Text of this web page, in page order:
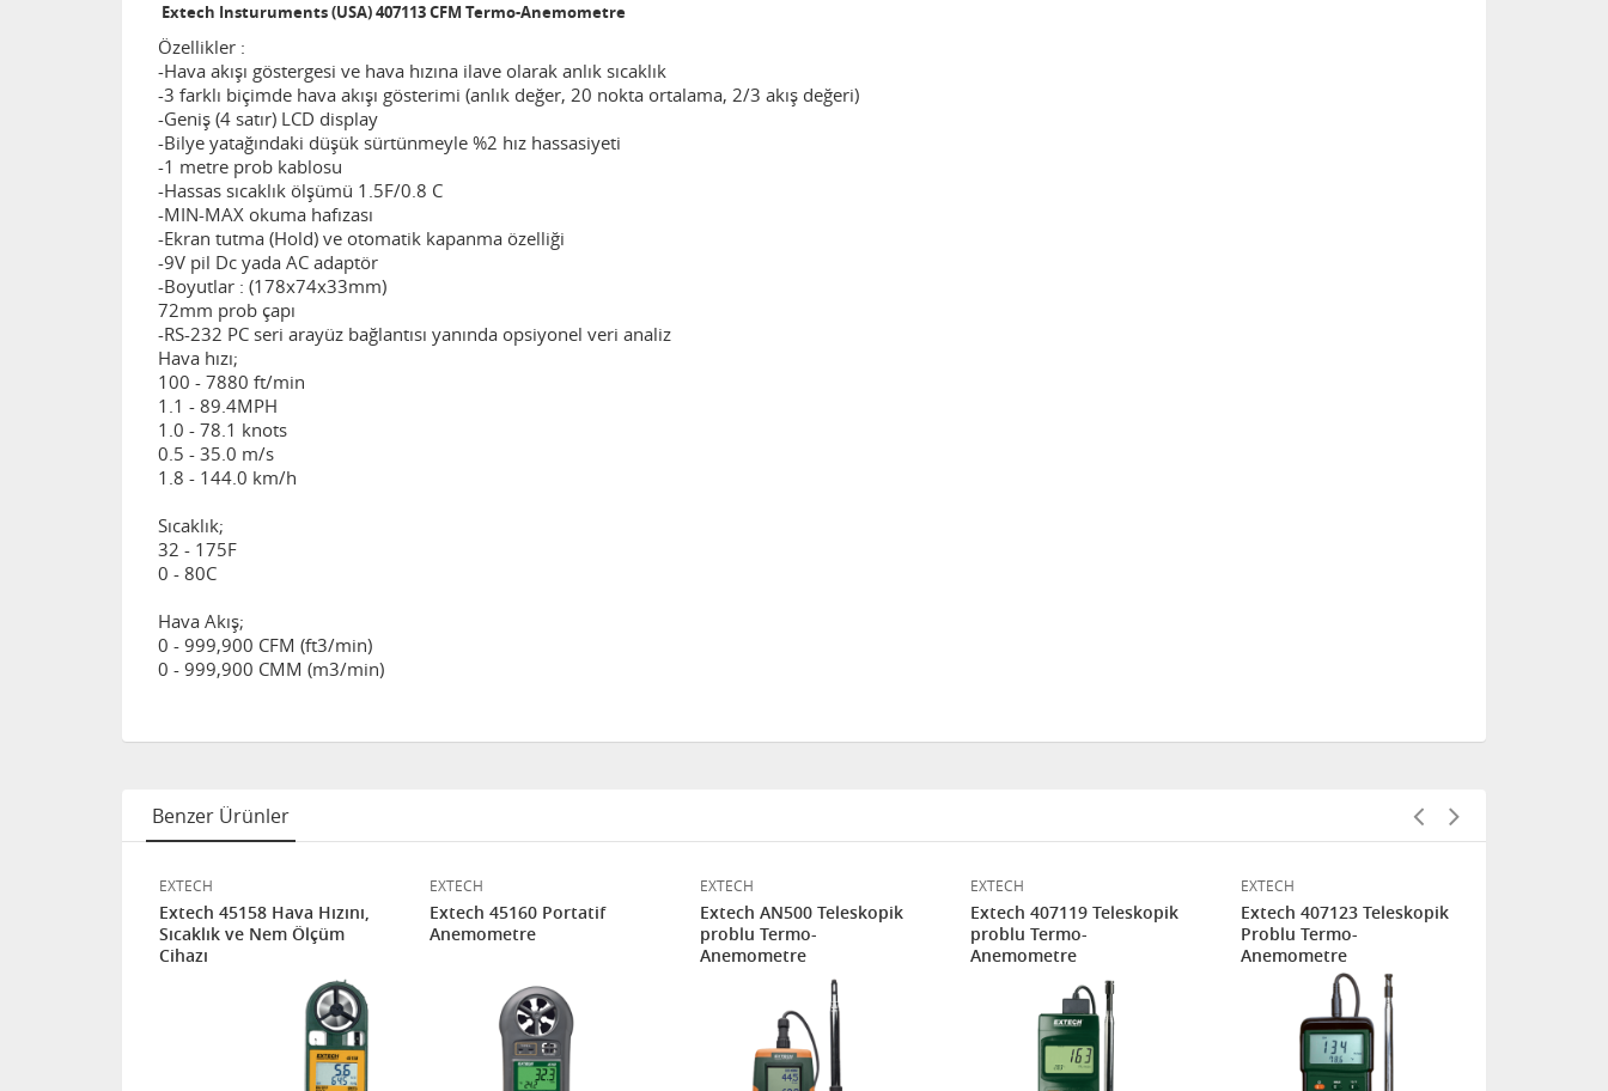
Extech Insturuments (USA) 407113 CFM Termo-Anemometre
Özellikler :
-Hava akışı göstergesi ve hava hızına ilave olarak anlık sıcaklık
-3 farklı biçimde hava akışı gösterimi (anlık değer, 20 nokta ortalama, 2/3 akış değeri)
-Geniş (4 satır) LCD display
-Bilye yatağındaki düşük sürtünmeyle %2 hız hassasiyeti
-1 metre prob kablosu
-Hassas sıcaklık ölşümü 1.5F/0.8 C
-MIN-MAX okuma hafızası
-Ekran tutma (Hold) ve otomatik kapanma özelliği
-9V pil Dc yada AC adaptör
-Boyutlar : (178x74x33mm)
72mm prob çapı
-RS-232 PC seri arayüz bağlantısı yanında opsiyonel veri analiz
Hava hızı;
100 - 7880 ft/min
1.1 - 89.4MPH
1.0 - 78.1 knots
0.5 - 35.0 m/s
1.8 - 144.0 km/h
Sıcaklık;
32 - 175F
0 - 80C
Hava Akış;
0 - 999,900 CFM (ft3/min)
0 - 999,900 CMM (m3/min)
Benzer Ürünler
EXTECH
Extech 45158 Hava Hızını,
Sıcaklık ve Nem Ölçüm
Cihazı
EXTECH
Extech 45160 Portatif
Anemometre
EXTECH
Extech AN500 Teleskopik
problu Termo-
Anemometre
EXTECH
Extech 407119 Teleskopik
problu Termo-
Anemometre
EXTECH
Extech 407123 Teleskopik
Problu Termo-
Anemometre